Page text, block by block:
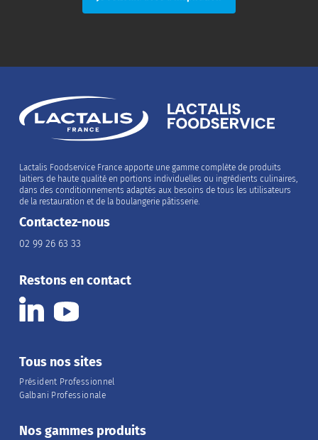
Lactalis Foodservice France apporte une gamme complète de produits
laitiers de haute qualité en portions individuelles ou ingrédients culinaires,
dans des conditionnements adaptés aux besoins de tous les utilisateurs
de la restauration et de la boulangerie pâtisserie.
Contactez-nous
02 99 26 63 33
Restons en contact
Tous nos sites
Président Professionnel
Galbani Professionale
Nos gammes produits